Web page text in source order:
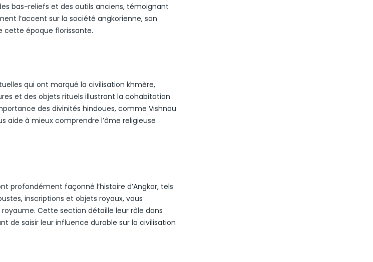
bas-reliefs et des outils anciens, témoignant
l’accent sur la société angkorienne, son
cette époque florissante.
qui ont marqué la civilisation khmère,
et des objets rituels illustrant la cohabitation
des divinités hindoues, comme Vishnou
aide à mieux comprendre l’âme religieuse
profondément façonné l’histoire d’Angkor, tels
inscriptions et objets royaux, vous
Cette section détaille leur rôle dans
de saisir leur influence durable sur la civilisation